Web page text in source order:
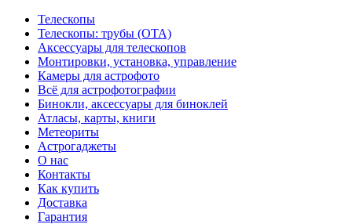
Телескопы
Телескопы: трубы (OTA)
Аксессуары для телескопов
Монтировки, установка, управление
Камеры для астрофото
Всё для астрофотографии
Бинокли, аксессуары для биноклей
Атласы, карты, книги
Метеориты
Астрогаджеты
О нас
Контакты
Как купить
Доставка
Гарантия